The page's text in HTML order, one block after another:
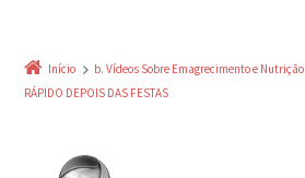
Início b. Vídeos Sobre Emagrecimento e Nutrição
RÁPIDO DEPOIS DAS FESTAS